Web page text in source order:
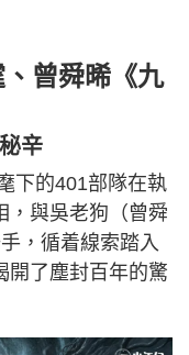
曾舜晞《九
辛
下的401部隊在執
，與吳老狗（曾舜
，循着線索踏入
開了塵封百年的驚